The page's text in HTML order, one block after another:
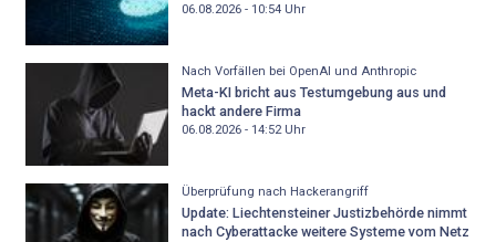
06.08.2026 - 10:54Uhr
Nach Vorfällen bei OpenAI und Anthropic
Meta-KI bricht aus Testumgebung aus und
hackt andere Firma
06.08.2026 - 14:52Uhr
Überprüfung nach Hackerangriff
Update: Liechtensteiner Justizbehörde nimmt
nach Cyberattacke weitere Systeme vom Netz